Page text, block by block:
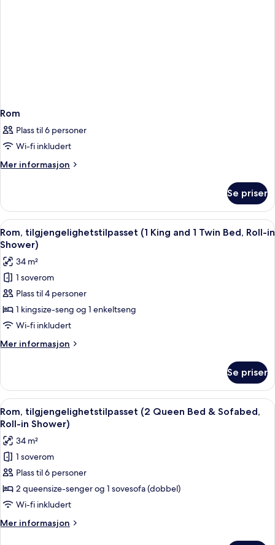
Rom
Plass til 6 personer
Wi-fi inkludert
Mer informasjon
Mer
Se priser
Åpne
alle
bildene
av
Rom,
tilgjengelighetstilpasset
(1
King
and
1
Bed,
Roll-
in
Shower)
Safe på rommet, skrivebord og
4
Rom, tilgjengelighetstilpasset (1 King and 1 Twin Bed, Roll-in
Shower)
34 m²
1 soverom
Plass til 4 personer
1 kingsize-seng og 1 enkeltseng
Wi-fi inkludert
Mer informasjon
Mer
tilgjengelighetstilpasset
(1
King
and
Twin
Bed,
Roll-
in
Shower)
Se priser
Åpne
alle
bildene
av
Rom,
tilgjengelighetstilpasset
(2
Queen
Bed
&
Safe på rommet, skrivebord og
5
Rom, tilgjengelighetstilpasset (2 Queen Bed & Sofabed,
Roll-in Shower)
34 m²
1 soverom
Plass til 6 personer
2 queensize-senger og 1 sovesofa (dobbel)
Wi-fi inkludert
Mer informasjon
Mer